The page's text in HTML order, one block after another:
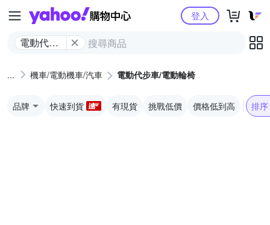
Yahoo購物中心
電動代步
椅
登入
機車/電動機車/汽車 電動代步車/電動輪椅
品牌 快速到貨 有現貨 挑戰低價 價格低到高 排序